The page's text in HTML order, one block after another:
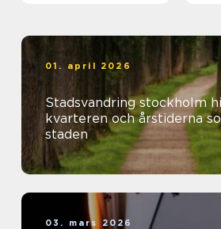
01. april 2026
Stadsvandring stockholm historien,
kvarteren och årstiderna
staden
03. mars 2026